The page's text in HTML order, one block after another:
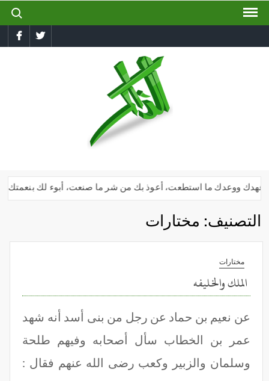
Skip
for:
Twitter
ووعدك ما استطعت، أعوذ بك من شر ما صنعت، أبوء لك بنعمتك علي
التصنيف: مختارات
مختارات
الملك والخليفه
عن نعيم بن حماد عن رجل من بنى أسد أنه شهد
عمر بن الخطاب سأل أصحابه وفيهم طلحة
وسلمان والزبير وكعب رضى الله عنهم فقال :